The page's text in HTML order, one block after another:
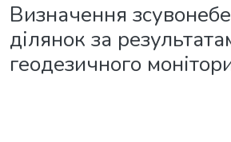
Визначення
ділянок за
геодезичного